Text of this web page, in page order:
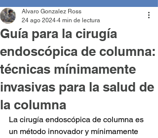
Guía para la cirugía
endoscópica de columna:
técnicas mínimamente
invasivas para la salud de
la columna
Alvaro Gonzalez Ross
24 ago 2024 4 min de lectura
La cirugía endoscópica de columna es
un método innovador y mínimamente